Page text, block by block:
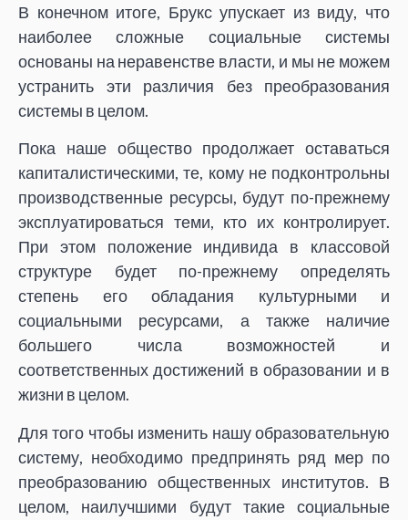
В конечном итоге, Брукс упускает из виду, что
наиболее сложные социальные системы
основаны на неравенстве власти, и мы не можем
устранить эти различия без преобразования
системы в целом.
Пока наше общество продолжает оставаться
капиталистическими, те, кому не подконтрольны
производственные ресурсы, будут по-прежнему
эксплуатироваться теми, кто их контролирует.
При этом положение индивида в классовой
структуре будет по-прежнему определять
степень его обладания культурными и
социальными ресурсами, а также наличие
большего числа возможностей и
соответственных достижений в образовании и в
жизни в целом.
Для того чтобы изменить нашу образовательную
систему, необходимо предпринять ряд мер по
преобразованию общественных институтов. В
целом, наилучшими будут такие социальные